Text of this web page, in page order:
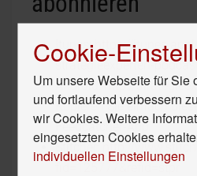
Itunes:
https://
strategieexperten-
Android:http://
Kopieren Sie einfach
Feedcatcher-App
Stitcher:http://
fid=125777&refid=stpr
Cookie-
Um unsere Webseite für Sie
und fortlaufend verbessern
wir Cookies. Weitere
eingesetzten Cookies
individuellen Einstellungen